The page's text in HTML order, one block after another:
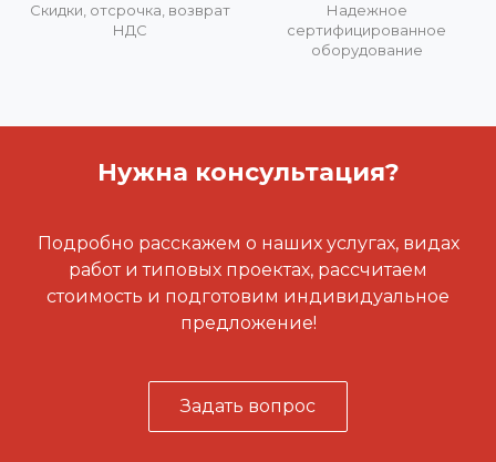
Скидки, отсрочка, возврат
НДС
Надежное
сертифицированное
оборудование
Нужна консультация?
Подробно расскажем о наших услугах, видах
работ и типовых проектах, рассчитаем
стоимость и подготовим индивидуальное
предложение!
Задать вопрос